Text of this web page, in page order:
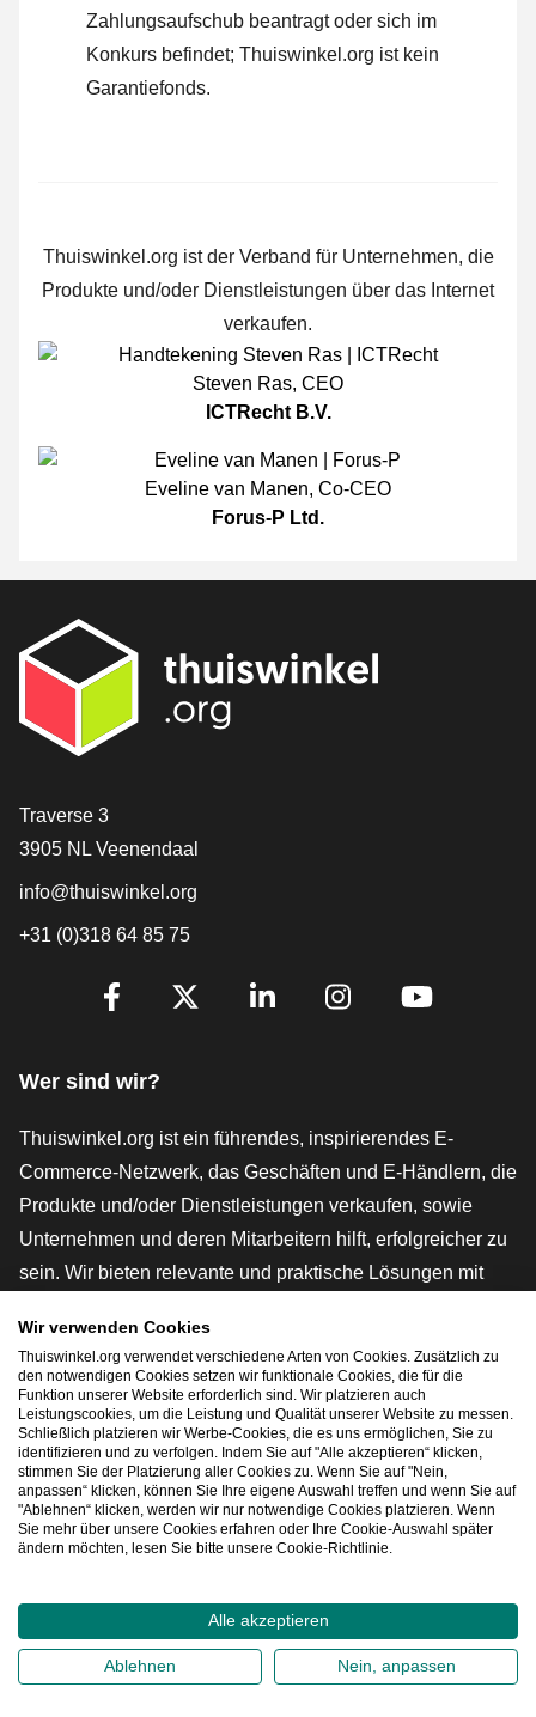
Zahlungsaufschub beantragt oder sich im
Konkurs befindet; Thuiswinkel.org ist kein
Garantiefonds.
Thuiswinkel.org ist der Verband für Unternehmen, die
Produkte und/oder Dienstleistungen über das Internet
verkaufen.
Steven Ras, CEO
ICTRecht B.V.
Eveline van Manen, Co-CEO
Forus-P Ltd.
[_General:Contact]
Traverse 3
3905 NL Veenendaal
info@thuiswinkel.org
+31 (0)318 64 85 75
[_General:SocialMediaTitle]
Wer sind wir?
Thuiswinkel.org ist ein führendes, inspirierendes E-
Commerce-Netzwerk, das Geschäften und E-Händlern, die
Produkte und/oder Dienstleistungen verkaufen, sowie
Unternehmen und deren Mitarbeitern hilft, erfolgreicher zu
sein. Wir bieten relevante und praktische Lösungen mit
rechtlichen Instrumenten und Beratung,
Interessenvertretung, Marktforschung und verfügen über
eine eigene Bildungsplattform, die Thuiswinkel e-
Academy.
Schnelles Navigieren
2026©Thuiswinkel.org
Datenschutzerklärung Cookie-Erklärung
Wir verwenden Cookies
Thuiswinkel.org verwendet verschiedene Arten von Cookies. Zusätzlich zu
den notwendigen Cookies setzen wir funktionale Cookies, die für die
Funktion unserer Website erforderlich sind. Wir platzieren auch
Leistungscookies, um die Leistung und Qualität unserer Website zu messen.
Schließlich platzieren wir Werbe-Cookies, die es uns ermöglichen, Sie zu
identifizieren und zu verfolgen. Indem Sie auf "Alle akzeptieren“ klicken,
stimmen Sie der Platzierung aller Cookies zu. Wenn Sie auf "Nein,
anpassen“ klicken, können Sie Ihre eigene Auswahl treffen und wenn Sie auf
"Ablehnen“ klicken, werden wir nur notwendige Cookies platzieren. Wenn
Sie mehr über unsere Cookies erfahren oder Ihre Cookie-Auswahl später
ändern möchten, lesen Sie bitte unsere Cookie-Richtlinie.
Alle akzeptieren
Ablehnen Nein, anpassen